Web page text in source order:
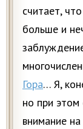
считает,
больше и
Гора… Я,
но при
внимание